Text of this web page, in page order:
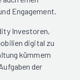
Engagement.
Investoren,
digital zu
kümmern
der